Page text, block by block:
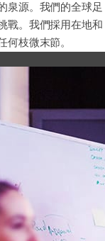
泉源。我們的全球足
戰。我們採用在地和
枝微末節。